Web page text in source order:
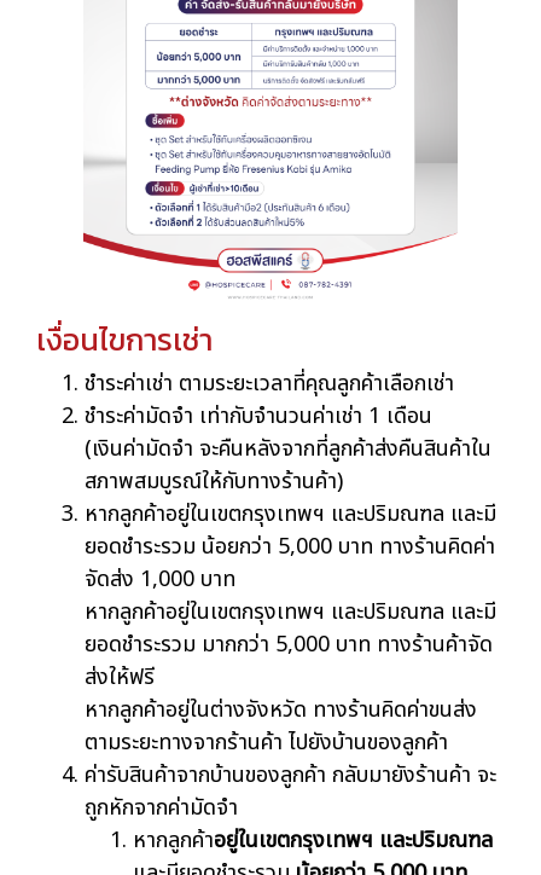
เงื่อนไขการเช่า
ชำระค่าเช่า ตามระยะเวลาที่คุณลูกค้าเลือกเช่า
ชำระค่ามัดจำ เท่ากับจำนวนค่าเช่า 1 เดือน
(เงินค่ามัดจำ จะคืนหลังจากที่ลูกค้าส่งคืนสินค้าใน
สภาพสมบูรณ์ให้กับทางร้านค้า)
หากลูกค้าอยู่ในเขตกรุงเทพฯ และปริมณฑล และมี
ยอดชำระรวม น้อยกว่า 5,000 บาท ทางร้านคิดค่า
จัดส่ง 1,000 บาท
หากลูกค้าอยู่ในเขตกรุงเทพฯ และปริมณฑล และมี
ยอดชำระรวม มากกว่า 5,000 บาท ทางร้านค้าจัด
ส่งให้ฟรี
หากลูกค้าอยู่ในต่างจังหวัด ทางร้านคิดค่าขนส่ง
ตามระยะทางจากร้านค้า ไปยังบ้านของลูกค้า
ค่ารับสินค้าจากบ้านของลูกค้า กลับมายังร้านค้า จะ
ถูกหักจากค่ามัดจำ
หากลูกค้าอยู่ในเขตกรุงเทพฯ และปริมณฑล